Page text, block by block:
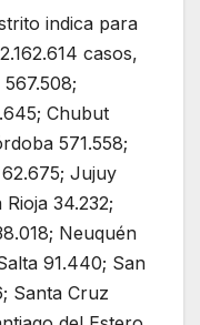
indica para
casos,
Chubut
571.558;
Jujuy
34.232;
Neuquén
91.440; San
Santa Cruz